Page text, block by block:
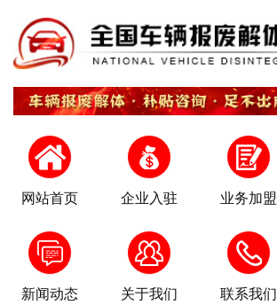
网站首页 企业入驻 业务加盟
新闻动态 关于我们 联系我们